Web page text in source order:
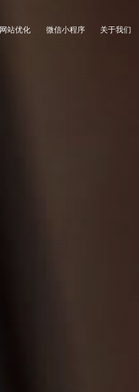
网站优化 微信小程序 关于我们